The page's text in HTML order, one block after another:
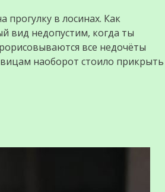
в лосинах. Как
вид недопустим, когда ты
все недочёты
наоборот стоило прикрыть